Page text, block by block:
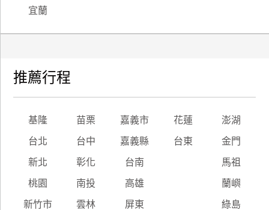
宜蘭
推薦行程
基隆 苗栗 嘉義市 花蓮 澎湖
台北 台中 嘉義縣 台東 金門
新北 彰化 台南 馬祖
桃園 南投 高雄 蘭嶼
新竹市 雲林 屏東 綠島